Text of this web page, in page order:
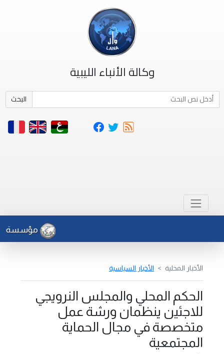
وكالة الأنباء الليبية
البحث
مؤسسة
الأخبار المحلية الأخبار السياسية
الحكم المحلي والمجلس النرويجي
للاجئين ينظمان ورشة عمل
متخصصة في مجال الحماية
المجتمعية